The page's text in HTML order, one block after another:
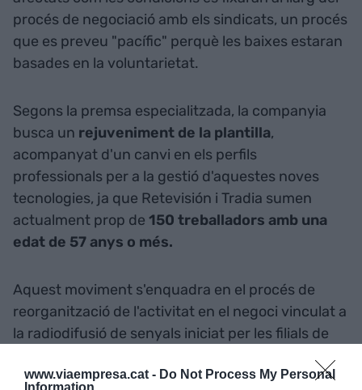
www.viaempresa.cat - Do Not Process My Personal
Information
procés de negociació amb els sindicats, un procés
que es preveu "pacífic" perquè les baixes estaran
basades en la voluntarietat.
Segons la premsa especialitzada, la companyia
busca un rejuveniment de la plantilla,
acompanyat d'un canvi en els perfils
professionals per a la gestió d'aquestes noves
tecnologies, ja que Retevisión i Tradia sumen
actualment prop de 150 treballadors amb una
edat de 57 anys o més.
Aquest moviment s'enquadra en el procés de
reorganització de l'activitat en el negoci vinculat a
la radiodifusió de senyals iniciat per les filials de